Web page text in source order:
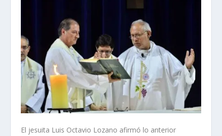
El jesuita Luis Octavio Lozano afirmó lo anterior